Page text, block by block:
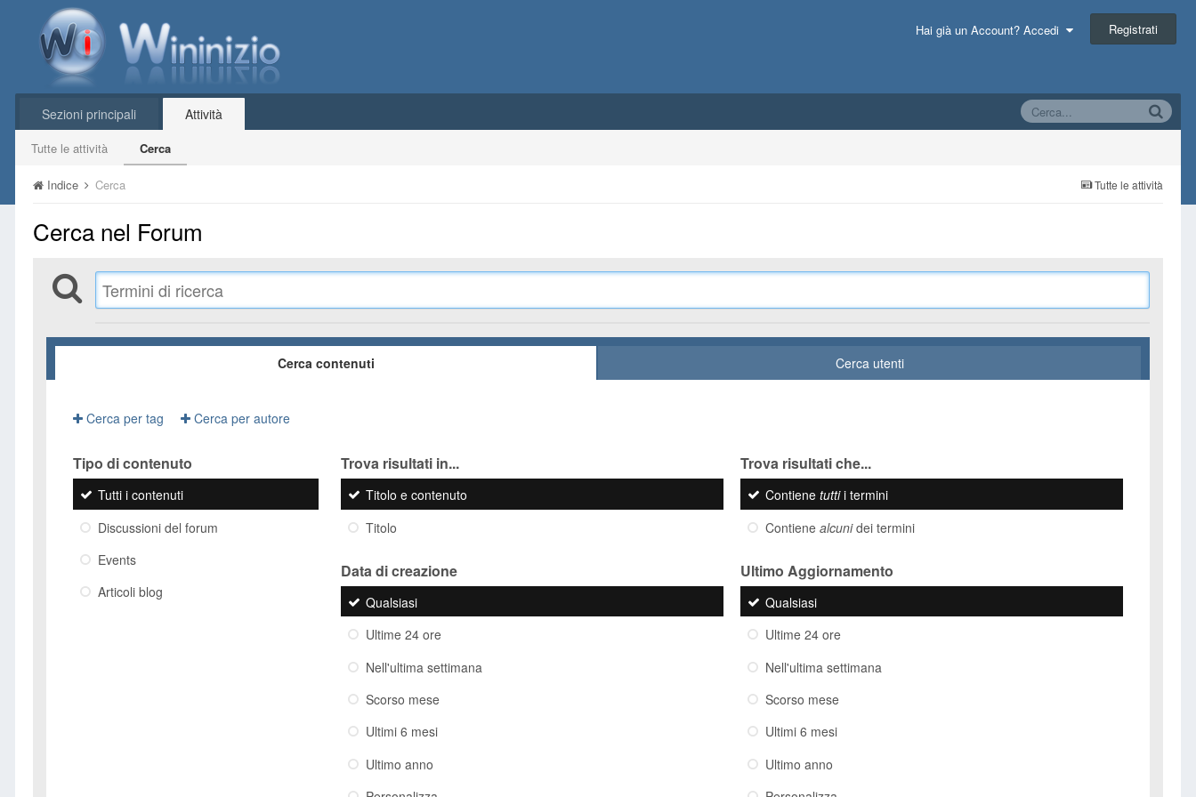
Hai già un Account? Accedi Registrati
Sezioni principali Attività
Tutte le attività Cerca
Tutte le attività
Indice Cerca
Cerca nel Forum
Cerca contenuti Cerca utenti
Cerca per tag Cerca per autore
Tipo di contenuto
Tutti i contenuti
Discussioni del forum
Events
Articoli blog
Trova risultati in...
Titolo e contenuto
Titolo
Trova risultati che...
Contiene tuttii termini
Contiene alcunidei termini
Data di creazione
Qualsiasi
Ultime 24 ore
Nell'ultima settimana
Scorso mese
Ultimi 6 mesi
Ultimo anno
Ultimo Aggiornamento
Qualsiasi
Ultime 24 ore
Nell'ultima settimana
Scorso mese
Ultimi 6 mesi
Ultimo anno